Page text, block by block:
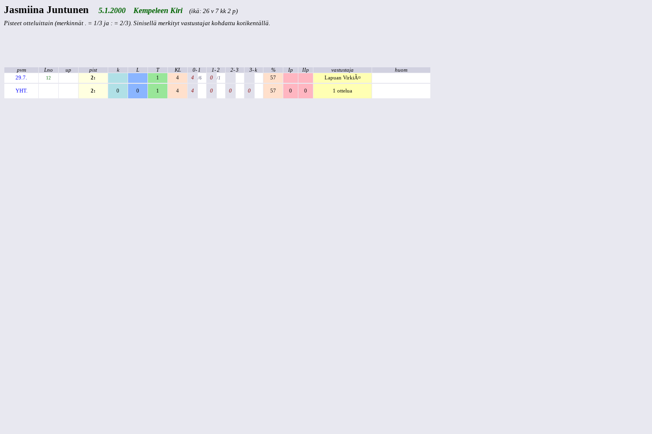
Jasmiina Juntunen 5.1.2000 Kempeleen Kiri
(ikä: 26 v 7 kk 2 p)
Pisteet otteluittain (merkinnät . = 1/3 ja : = 2/3). Sinisellä merkityt vastustajat kohdattu kotikentällä.
pvm Lno up pist k L T KL 0-1 1-2 2-3 3-k % Ip IIp vastustaja
huom
29.7.
12 2: 1 4 4 /6 0 /1 57 Lapuan VirkiÃ¤
YHT. 2: 0 0 1 4 4 0 0 0 57 0 0 1 ottelua